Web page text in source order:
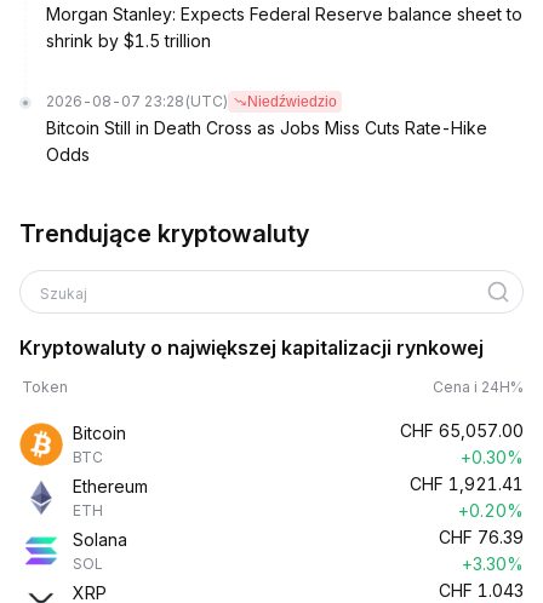
Morgan Stanley: Expects Federal Reserve balance sheet to
shrink by $1.5 trillion
2026-08-07 23:28 (UTC) Niedźwiedzio
Bitcoin Still in Death Cross as Jobs Miss Cuts Rate-Hike
Odds
Trendujące kryptowaluty
Szukaj
Kryptowaluty o największej kapitalizacji rynkowej
Token Cena i 24H%
Bitcoin
BTC
CHF 65,057.00
+0.30%
Ethereum
ETH
CHF 1,921.41
+0.20%
Solana
SOL
CHF 76.39
+3.30%
XRP
CHF 1.043